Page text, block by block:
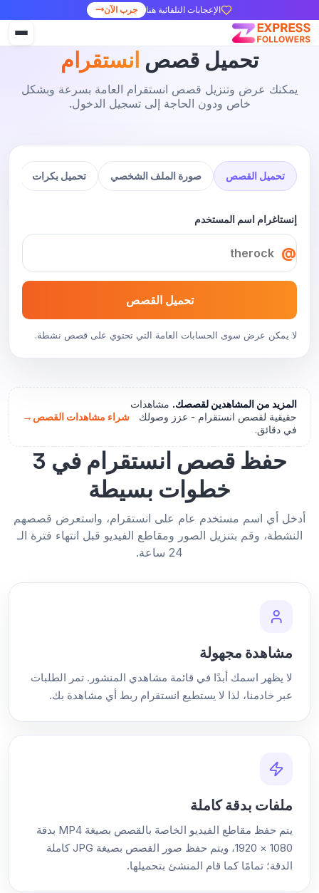
الإعجابات التلقائية هنا جرب الآن
تحميل قصص انستقرام
يمكنك عرض وتنزيل قصص انستقرام العامة بسرعة وبشكل
خاص ودون الحاجة إلى تسجيل الدخول.
تحميل القصص صورة الملف الشخصي تحميل بكرات
إنستاغرام اسم المستخدم
@
تحميل القصص
لا يمكن عرض سوى الحسابات العامة التي تحتوي على قصص نشطة.
المزيد من المشاهدين لقصصك. مشاهدات
حقيقية لقصص انستقرام - عزز وصولك
في دقائق.
شراء مشاهدات القصص →
حفظ قصص انستقرام في 3
خطوات بسيطة
أدخل أي اسم مستخدم عام على انستقرام، واستعرض قصصهم
النشطة، وقم بتنزيل الصور ومقاطع الفيديو قبل انتهاء فترة الـ
24 ساعة.
مشاهدة مجهولة
لا يظهر اسمك أبدًا في قائمة مشاهدي المنشور. تمر الطلبات
عبر خادمنا، لذا لا يستطيع انستقرام ربط أي مشاهدة بك.
ملفات بدقة كاملة
يتم حفظ مقاطع الفيديو الخاصة بالقصص بصيغة MP4 بدقة
1080 × 1920، ويتم حفظ صور القصص بصيغة JPG كاملة
الدقة؛ تمامًا كما قام المنشئ بتحميلها.